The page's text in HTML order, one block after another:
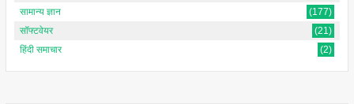
सामान्य ज्ञान
(177)
सॉफ्टवेयर
(21)
हिंदी समाचार
(2)